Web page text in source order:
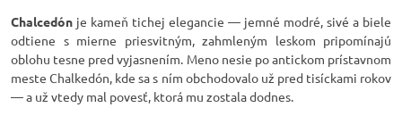
Chalcedón je kameň tichej elegancie — jemné modré, sivé a biele
odtiene s mierne priesvitným, zahmleným leskom pripomínajú
oblohu tesne pred vyjasnením. Meno nesie po antickom prístavnom
meste Chalkedón, kde sa s ním obchodovalo už pred tisíckami rokov
— a už vtedy mal povesť, ktorá mu zostala dodnes.